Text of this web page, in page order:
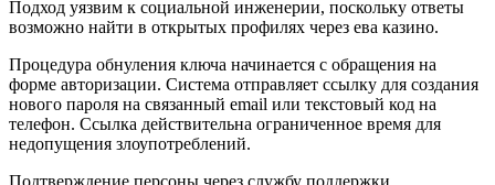
Подход уязвим к социальной инженерии, поскольку ответы
возможно найти в открытых профилях через ева казино.
Процедура обнуления ключа начинается с обращения на
форме авторизации. Система отправляет ссылку для создания
нового пароля на связанный email или текстовый код на
телефон. Ссылка действительна ограниченное время для
недопущения злоупотреблений.